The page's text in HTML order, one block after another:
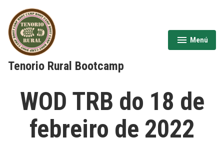
contenido
Tenorio Rural Bootcamp
Menú
expandido
cerrado
WOD TRB do 18 de
febreiro de 2022